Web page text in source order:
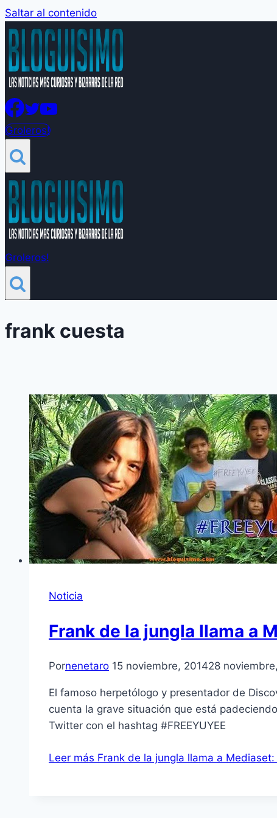
Saltar al contenido
Groleros!
Groleros!
frank cuesta
Noticia
Frank de la jungla llama a
Pornenetaro 15 noviembre, 201428
El famoso herpetólogo y presentador de
cuenta la grave situación que está
Twitter con el hashtag #FREEYUYEE
Leer más Frank de la jungla llama a Mediaset: